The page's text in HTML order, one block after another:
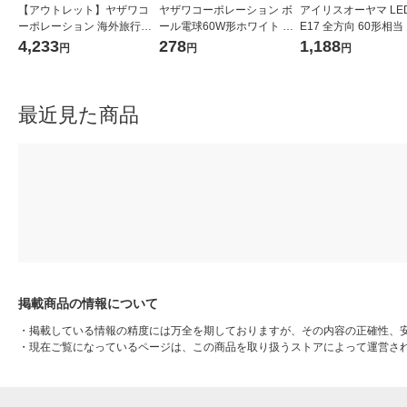
【アウトレット】ヤザワコ
ーポレーション 海外旅行用
変圧器130V240V38W コー
4,233円
ヤザワコーポレーション ボ
ール電球60W形ホワイト G
W100V57W70 1個
278円
アイリスオーヤマ
E17 全方向 60形相当
2個セット LDA6L-G-
1,188円
最近見た商品
掲載商品の情報について
・ 掲載している情報の精度には万全を期しておりますが、その内容の正確性
・ 現在ご覧になっているページは、この商品を取り扱うストアによって運営